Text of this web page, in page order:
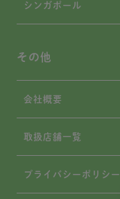
シンガポール
その他
会社概要
取扱店舗一覧
プライバシーポリシー